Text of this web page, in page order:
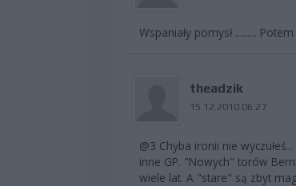
Wspaniały pomysł .........
theadzik
15.12.2010 06:27
@3 Chyba ironii nie
inne GP. "Nowych" torów
wiele lat. A "stare" są zbyt